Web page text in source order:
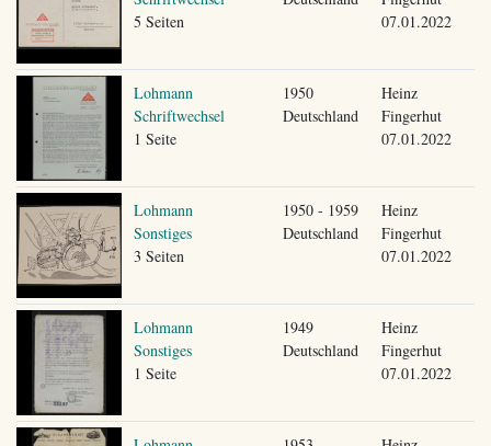
5 Seiten
07.01.2022
Lohmann
Schriftwechsel
1 Seite
1950
Deutschland
Heinz
Fingerhut
07.01.2022
Lohmann
Sonstiges
3 Seiten
1950 - 1959
Deutschland
Heinz
Fingerhut
07.01.2022
Lohmann
Sonstiges
1 Seite
1949
Deutschland
Heinz
Fingerhut
07.01.2022